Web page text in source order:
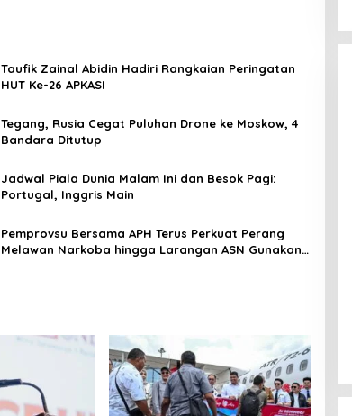
Taufik Zainal Abidin Hadiri Rangkaian Peringatan
HUT Ke-26 APKASI
Tegang, Rusia Cegat Puluhan Drone ke Moskow, 4
Bandara Ditutup
Jadwal Piala Dunia Malam Ini dan Besok Pagi:
Portugal, Inggris Main
Pemprovsu Bersama APH Terus Perkuat Perang
Melawan Narkoba hingga Larangan ASN Gunakan